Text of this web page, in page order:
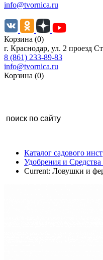
info@tvornica.ru
Корзина (0)
г. Краснодар, ул. 2 проезд
8 (861) 233-89-83
info@tvornica.ru
Корзина (0)
Каталог садового
Удобрения и
Current: Ловушки и